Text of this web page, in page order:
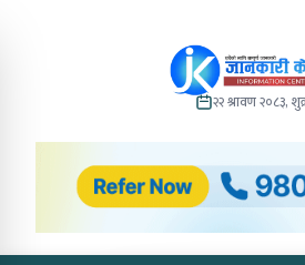
२२ श्रावण २०८३,